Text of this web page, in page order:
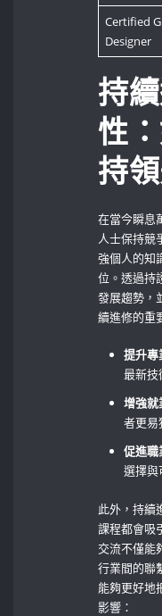
Certified
Designer
持
性
持
在當今瞬息
人士保持競
強個人的知
位。透過持
發展趨勢，
續進修的重
提升專
最新技
增強就
者更易
促進職
選擇與
此外，持續
課程都會吸
交流不僅能
行業間的聯
能夠更好地
影響：